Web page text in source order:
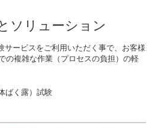
ソリューション
ービスをご利用いただく事で、お客様
の複雑な作業（プロセスの負担）の軽
ばく露）試験